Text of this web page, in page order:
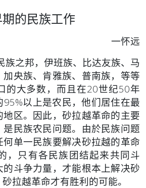
的民族工作
一怀远
之邦，伊班族、比达友族、马
加央族、肯雅族、普南族，等等
的大多数，而且在20世纪50年
以上是农民，他们居住在最
区。因此，砂拉越革命的主要
是民族农民问题。由於民族问题
单一民族要解决砂拉越的革命
，只有各民族团结起来共同斗
的斗争力量，才能根本上解决砂
拉越革命才有胜利的可能。